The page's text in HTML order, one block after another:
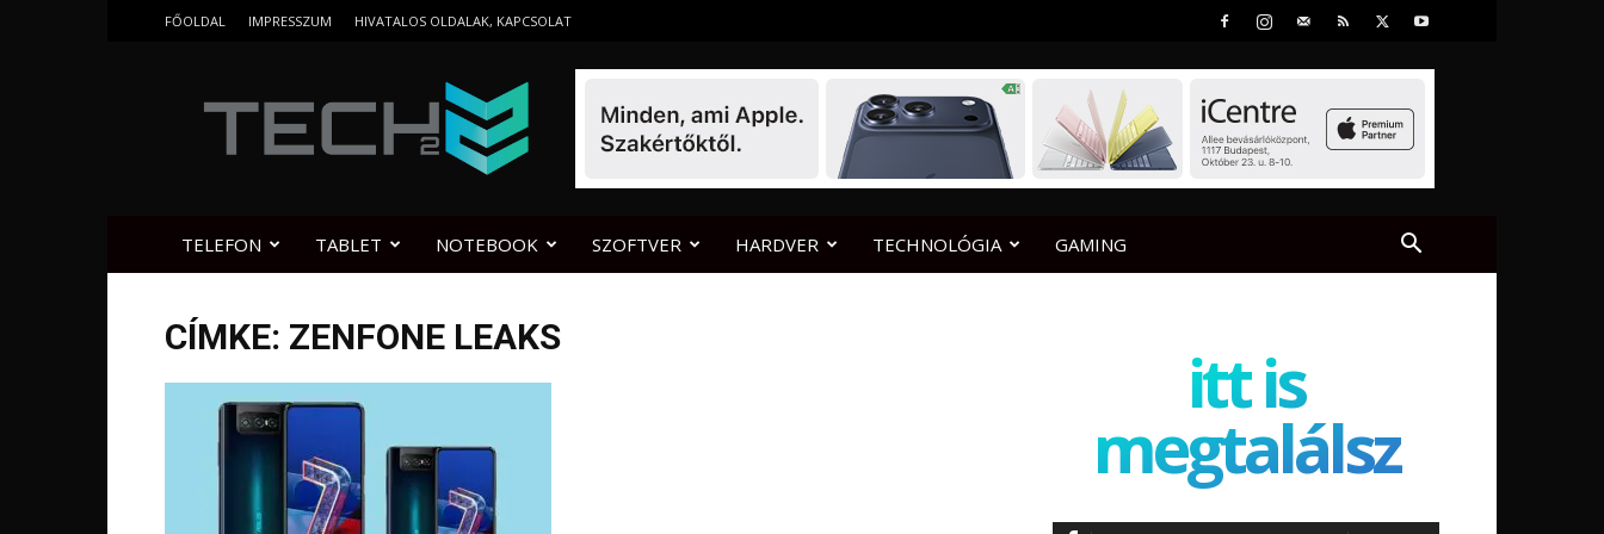
FŐOLDAL IMPRESSZUM HIVATALOS OLDALAK, KAPCSOLAT
TELEFON TABLET NOTEBOOK SZOFTVER HARDVER TECHNOLÓGIA GAMING
CÍMKE: ZENFONE LEAKS
itt is
megtalálsz